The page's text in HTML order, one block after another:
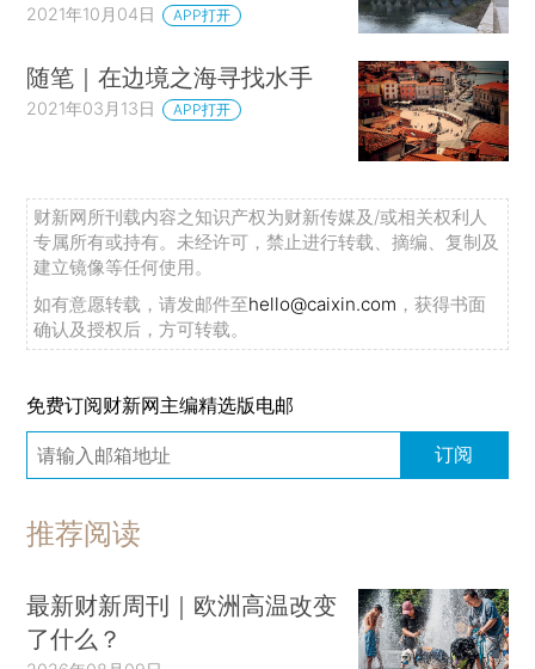
2021年10月04日 APP打开
随笔｜在边境之海寻找水手
2021年03月13日 APP打开
财新网所刊载内容之知识产权为财新传媒及/或相关权利人
专属所有或持有。未经许可，禁止进行转载、摘编、复制及
建立镜像等任何使用。
如有意愿转载，请发邮件至hello@caixin.com ，获得书面
确认及授权后，方可转载。
免费订阅财新网主编精选版电邮
订阅
推荐阅读
最新财新周刊｜欧洲高温改变
了什么？